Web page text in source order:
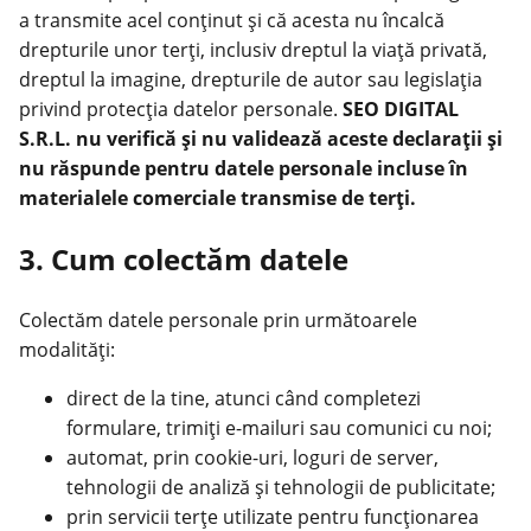
a transmite acel conținut și că acesta nu încalcă
drepturile unor terți, inclusiv dreptul la viață privată,
dreptul la imagine, drepturile de autor sau legislația
privind protecția datelor personale. SEO DIGITAL
S.R.L. nu verifică și nu validează aceste declarații și
nu răspunde pentru datele personale incluse în
materialele comerciale transmise de terți.
3. Cum colectăm datele
Colectăm datele personale prin următoarele
modalități:
direct de la tine, atunci când completezi
formulare, trimiți e-mailuri sau comunici cu noi;
automat, prin cookie-uri, loguri de server,
tehnologii de analiză și tehnologii de publicitate;
prin servicii terțe utilizate pentru funcționarea